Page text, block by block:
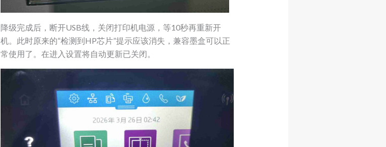
降级完成后，断开USB线，关闭打印机电源，等10秒再重新开
机。此时原来的“检测到HP芯片”提示应该消失，兼容墨盒可以正
常使用了。在进入设置将自动更新已关闭。